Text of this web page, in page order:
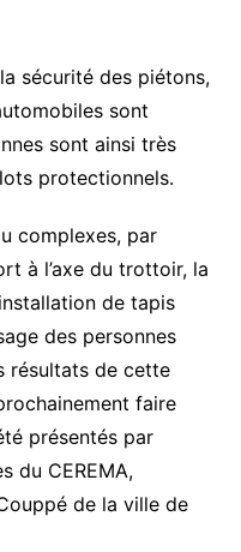
sécurité des piétons,
sont
sont ainsi très
protectionnels.
complexes, par
à l’axe du trottoir, la
de tapis
des personnes
résultats de cette
faire
présentés par
du CEREMA,
de la ville de